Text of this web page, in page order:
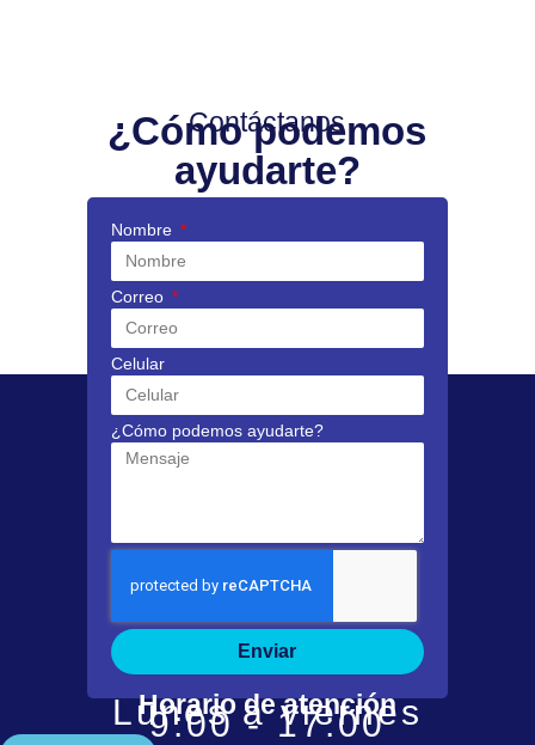
Contáctanos
¿Cómo podemos
ayudarte?
Nombre
Correo
Celular
¿Cómo podemos ayudarte?
Enviar
Horario de atención
Lunes a viernes
9:00 - 17:00